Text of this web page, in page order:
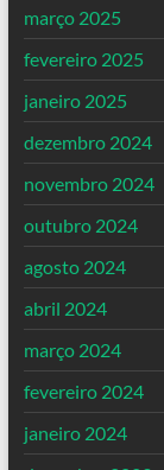
março 2025
fevereiro 2025
janeiro 2025
dezembro 2024
novembro 2024
outubro 2024
agosto 2024
abril 2024
março 2024
fevereiro 2024
janeiro 2024